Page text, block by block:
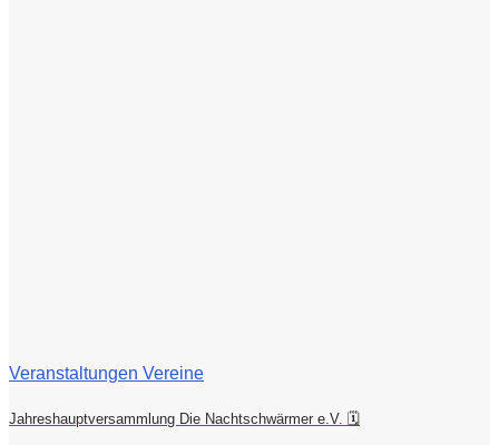
Veranstaltungen Vereine
Jahreshauptversammlung Die Nachtschwärmer e.V. 🗓